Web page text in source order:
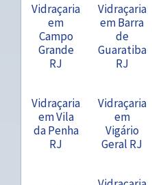
Vidraçaria
em
Campo
Grande
RJ
Vidraçaria
em Barra
de
Guaratiba
RJ
Vidraçaria
em Vila
da Penha
RJ
Vidraçaria
em
Vigário
Geral RJ